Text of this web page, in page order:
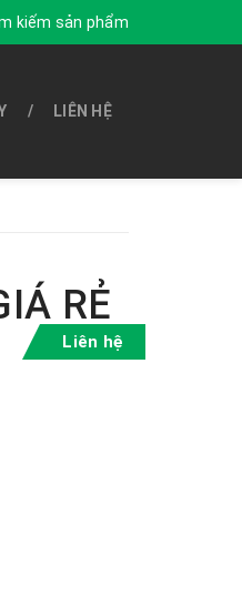
kiếm sản phẩm
LIÊN HỆ
RẺ
Liên hệ